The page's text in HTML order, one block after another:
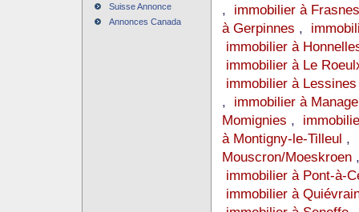
Suisse Annonce
Annonces Canada
, immobilier à
à Gerpinnes ,
immobilier à
immobilier à Le
immobilier à Lessines
, immobilier à Manage
Momignies ,
à Montigny-le-Tilleul ,
Mouscron/Moeskroen
immobilier à Pont-à-
immobilier à